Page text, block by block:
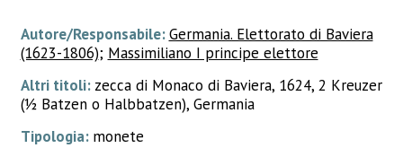
Autore/Responsabile:Germania. Elettorato di Baviera
(1623-1806); Massimiliano I principe elettore
Altri titoli: zecca di Monaco di Baviera, 1624, 2 Kreuzer
(½ Batzen o Halbbatzen), Germania
Tipologia: monete